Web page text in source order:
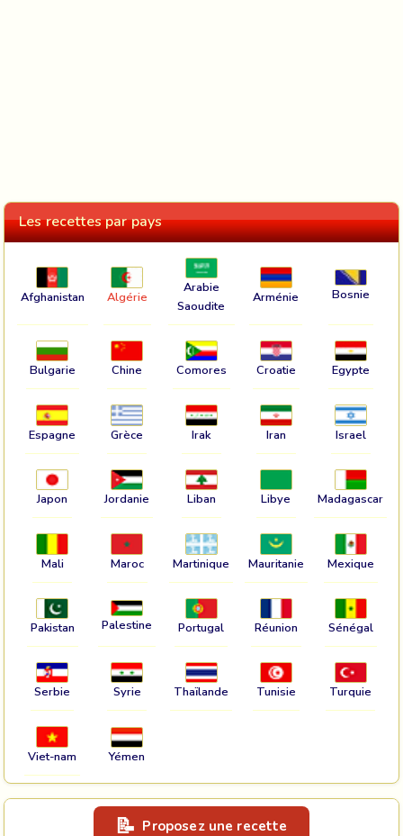
Les recettes par pays
Afghanistan Algérie
Arabie
Saoudite
Arménie Bosnie
Bulgarie Chine Comores Croatie Egypte
Espagne Grèce Irak Iran Israel
Japon Jordanie Liban Libye Madagascar
Mali Maroc Martinique Mauritanie Mexique
Pakistan Palestine Portugal Réunion Sénégal
Serbie Syrie Thaïlande Tunisie Turquie
Viet-nam Yémen
Proposez une recette